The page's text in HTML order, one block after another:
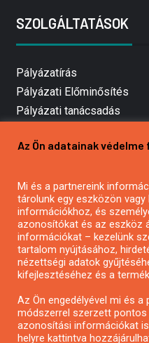
SZOLGÁLTATÁSOK
Pályázatírás
Pályázati Előminősítés
Pályázati tanácsadás
Mezőgazdasági
Pályázatírás civil
Pályázatírás
Pályázatfigyelés
Specifikus
Pályázatok
Az Ön adatainak
Mi és a partnereink
tárolunk egy eszközön
információkhoz, és
azonosítókat és az eszköz
információkat – kezelünk
tartalom nyújtásához,
nézettségi adatok
kifejlesztéséhez és a
Az Ön engedélyével mi és
módszerrel szerzett
azonosítási információkat
helyre kattintva